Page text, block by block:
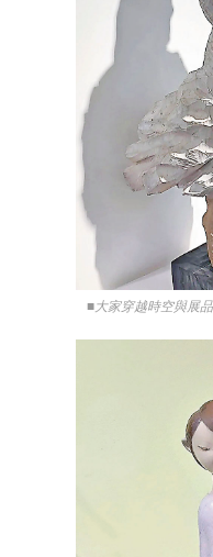
■大家穿越時空與展